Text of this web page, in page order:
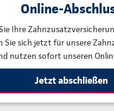
Online-
Ihre
Sie sich jetzt für unsere
nutzen sofort unseren
Jetzt abschließen